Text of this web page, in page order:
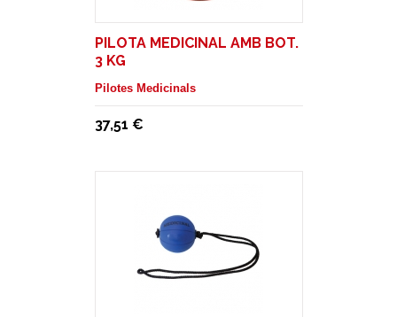
PILOTA MEDICINAL AMB BOT.
3 KG
Pilotes Medicinals
37,51 €